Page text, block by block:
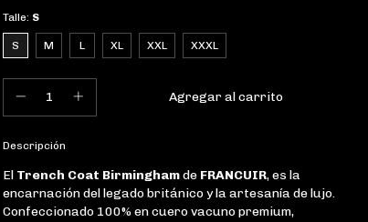
Talle: S
S M L XL XXL XXXL
Descripción
El Trench Coat Birminghamde FRANCUIR, es la
encarnación del legado británico y la artesanía de lujo.
Confeccionado 100% en cuero vacuno premium,